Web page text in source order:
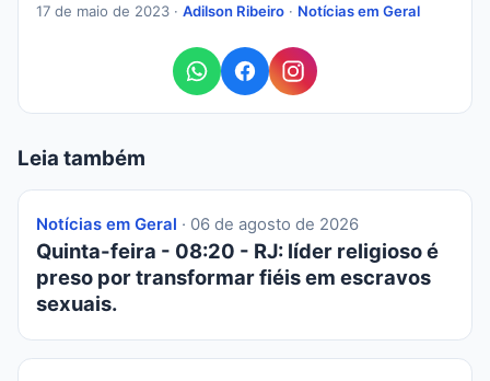
17 de maio de 2023 · Adilson Ribeiro · Notícias em Geral
Leia também
Notícias em Geral · 06 de agosto de 2026
Quinta-feira - 08:20 - RJ: líder religioso é
preso por transformar fiéis em escravos
sexuais.